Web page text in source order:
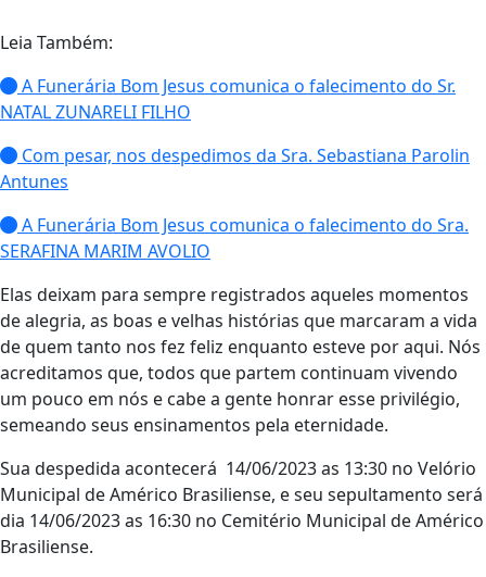
Leia Também:
A Funerária Bom Jesus comunica o falecimento do Sr.
NATAL ZUNARELI FILHO
Com pesar, nos despedimos da Sra. Sebastiana Parolin
Antunes
A Funerária Bom Jesus comunica o falecimento do Sra.
SERAFINA MARIM AVOLIO
Elas deixam para sempre registrados aqueles momentos
de alegria, as boas e velhas histórias que marcaram a vida
de quem tanto nos fez feliz enquanto esteve por aqui. Nós
acreditamos que, todos que partem continuam vivendo
um pouco em nós e cabe a gente honrar esse privilégio,
semeando seus ensinamentos pela eternidade.
Sua despedida acontecerá 14/06/2023 as 13:30 no Velório
Municipal de Américo Brasiliense, e seu sepultamento será
dia 14/06/2023 as 16:30 no Cemitério Municipal de Américo
Brasiliense.